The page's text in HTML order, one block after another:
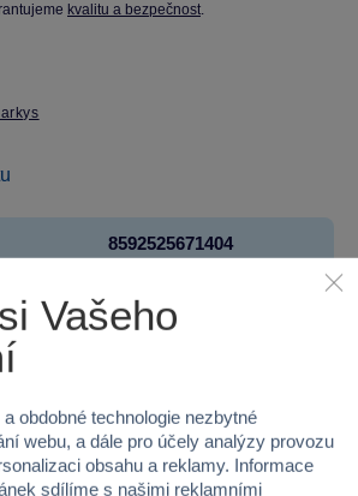
kvalitu a bezpečnost.
8592525671404
16V52075
18 měsíců
Vašeho
obdobné technologie nezbytné
webu, a dále pro účely analýzy provozu
obsahu a reklamy. Informace
sdílíme s našimi reklamními